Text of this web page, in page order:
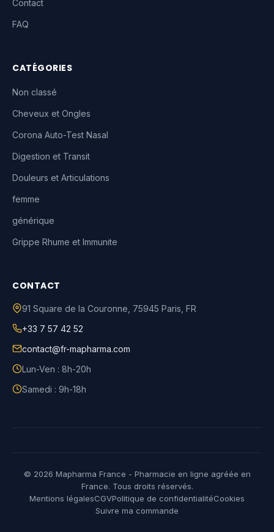
Contact
FAQ
CATÉGORIES
Non classé
Cheveux et Ongles
Corona Auto-Test Nasal
Digestion et Transit
Douleurs et Articulations
femme
générique
Grippe Rhume et Immunite
CONTACT
91 Square de la Couronne 75945 Paris FR
+33 7 57 42 52
contact@fr-mapharma.com
Lun-Ven : 8h-20h
Samedi : 9h-18h
© 2026 Mapharma France - Pharmacie en ligne agréée en
France. Tous droits réservés.
Mentions légalesCGVPolitique de confidentialitéCookies
Suivre ma commande